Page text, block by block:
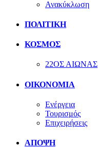
Ανακύκλωση
ΠΟΛΙΤΙΚΗ
ΚΟΣΜΟΣ
22ΟΣ ΑΙΩΝΑΣ
ΟΙΚΟΝΟΜΙΑ
Ενέργεια
Τουρισμός
Επιχειρήσεις
ΑΠΟΨΗ